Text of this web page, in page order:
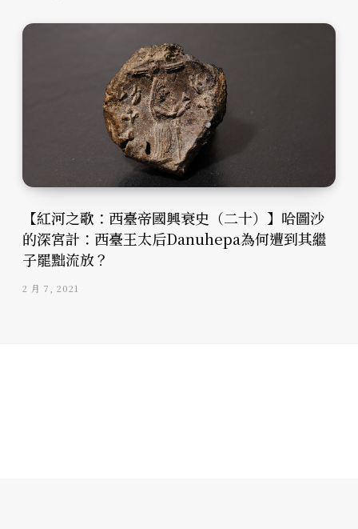
【紅河之歌：西臺帝國興衰史（二十）】哈圖沙
的深宮計：西臺王太后Danuhepa為何遭到其繼
子罷黜流放？
2 月 7, 2021